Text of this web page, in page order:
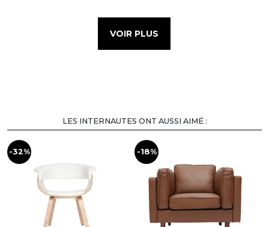
VOIR PLUS
LES INTERNAUTES ONT AUSSI AIMÉ :
-32% -18%